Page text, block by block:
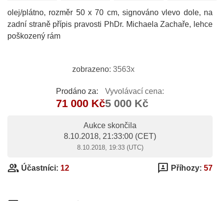
olej/plátno, rozměr 50 x 70 cm, signováno vlevo dole, na
zadní straně přípis pravosti PhDr. Michaela Zachaře, lehce
poškozený rám
zobrazeno: 3563x
Prodáno za:
71 000 Kč
Vyvolávací cena:
5 000 Kč
Aukce skončila
8.10.2018, 21:33:00 (CET)
8.10.2018, 19:33 (UTC)
group Účastníci: 12 3p Příhozy: 57